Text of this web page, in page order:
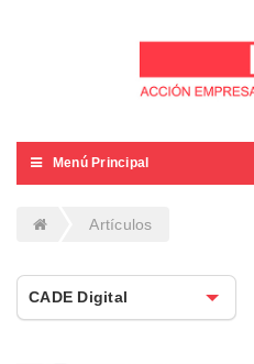
Menú Principal
Artículos
CADE Digital
CADE Digital